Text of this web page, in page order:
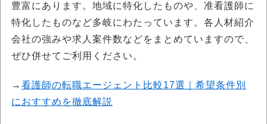
豊富にあります。地域に特化したものや、准看護師に
特化したものなど多岐にわたっています。各人材紹介
会社の強みや求人案件数などをまとめていますので、
ぜひ併せてご利用ください。
→ 看護師の転職エージェント比較17選｜希望条件別
におすすめを徹底解説